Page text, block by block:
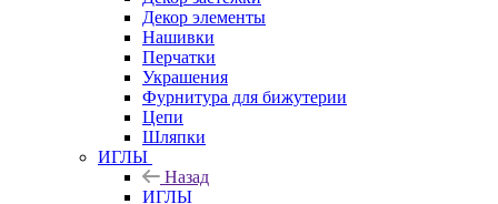
Декор элементы
Нашивки
Перчатки
Украшения
Фурнитура для бижутерии
Цепи
Шляпки
ИГЛЫ
Назад
ИГЛЫ